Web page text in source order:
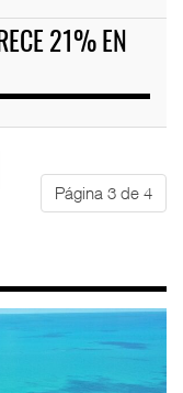
21% EN
Página 3 de 4